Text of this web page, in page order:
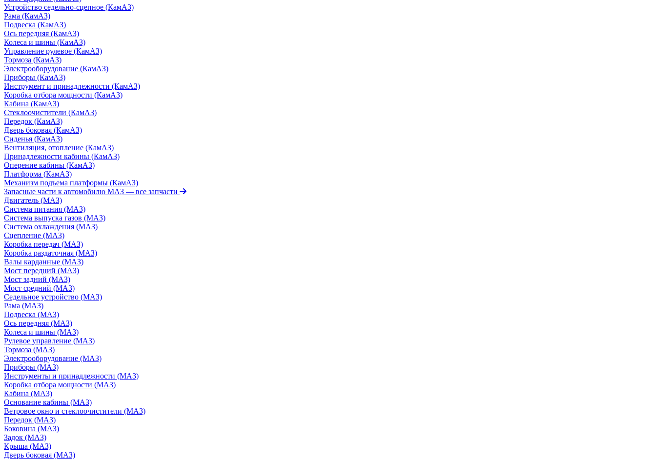
Устройство седельно-сцепное (КамАЗ)
Рама (КамАЗ)
Подвеска (КамАЗ)
Ось передняя (КамАЗ)
Колеса и шины (КамАЗ)
Управление рулевое (КамАЗ)
Тормоза (КамАЗ)
Электрооборудование (КамАЗ)
Приборы (КамАЗ)
Инструмент и принадлежности (КамАЗ)
Коробка отбора мощности (КамАЗ)
Кабина (КамАЗ)
Стеклоочистители (КамАЗ)
Передок (КамАЗ)
Дверь боковая (КамАЗ)
Сиденья (КамАЗ)
Вентиляция, отопление (КамАЗ)
Принадлежности кабины (КамАЗ)
Оперение кабины (КамАЗ)
Платформа (КамАЗ)
Механизм подъема платформы (КамАЗ)
Запасные части к автомобилю МАЗ — все запчасти
Двигатель (МАЗ)
Система питания (МАЗ)
Система выпуска газов (МАЗ)
Система охлаждения (МАЗ)
Сцепление (МАЗ)
Коробка передач (МАЗ)
Коробка раздаточная (МАЗ)
Валы карданные (МАЗ)
Мост передний (МАЗ)
Мост задний (МАЗ)
Мост средний (МАЗ)
Седельное устройство (МАЗ)
Рама (МАЗ)
Подвеска (МАЗ)
Ось передняя (МАЗ)
Колеса и шины (МАЗ)
Рулевое управление (МАЗ)
Тормоза (МАЗ)
Электрооборудование (МАЗ)
Приборы (МАЗ)
Инструменты и принадлежности (МАЗ)
Коробка отбора мощности (МАЗ)
Кабина (МАЗ)
Основание кабины (МАЗ)
Ветровое окно и стеклоочистители (МАЗ)
Передок (МАЗ)
Боковина (МАЗ)
Задок (МАЗ)
Крыша (МАЗ)
Дверь боковая (МАЗ)